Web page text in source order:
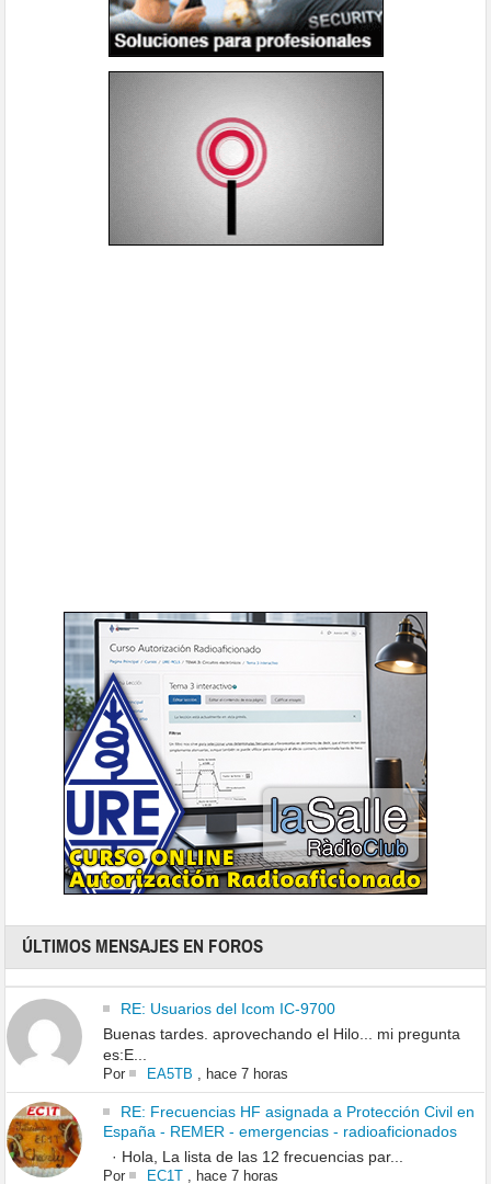
ÚLTIMOS MENSAJES EN FOROS
RE: Usuarios del Icom IC-9700
Buenas tardes. aprovechando el Hilo... mi pregunta
es:E...
Por EA5TB hace 7 horas
RE: Frecuencias HF asignada a Protección Civil en
España - REMER - emergencias - radioaficionados
· Hola, La lista de las 12 frecuencias par...
Por EC1T, hace 7 horas